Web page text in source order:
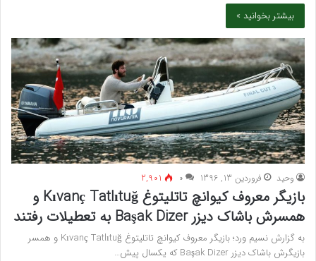
بیشتر بخوانید »
وحید فروردین 13, 1396 ۰ 2,901
بازیگر معروف کیوانچ تاتلیتوغ Kıvanç Tatlıtuğ و
همسرش باشاک دیزر Başak Dizer به تعطیلات رفتند
به گزارش نسیم ورد؛ بازیگر معروف کیوانچ تاتلیتوغ Kıvanç Tatlıtuğ و همسر
بازیگرش باشاک دیزر Başak Dizer که یکسال پیش…